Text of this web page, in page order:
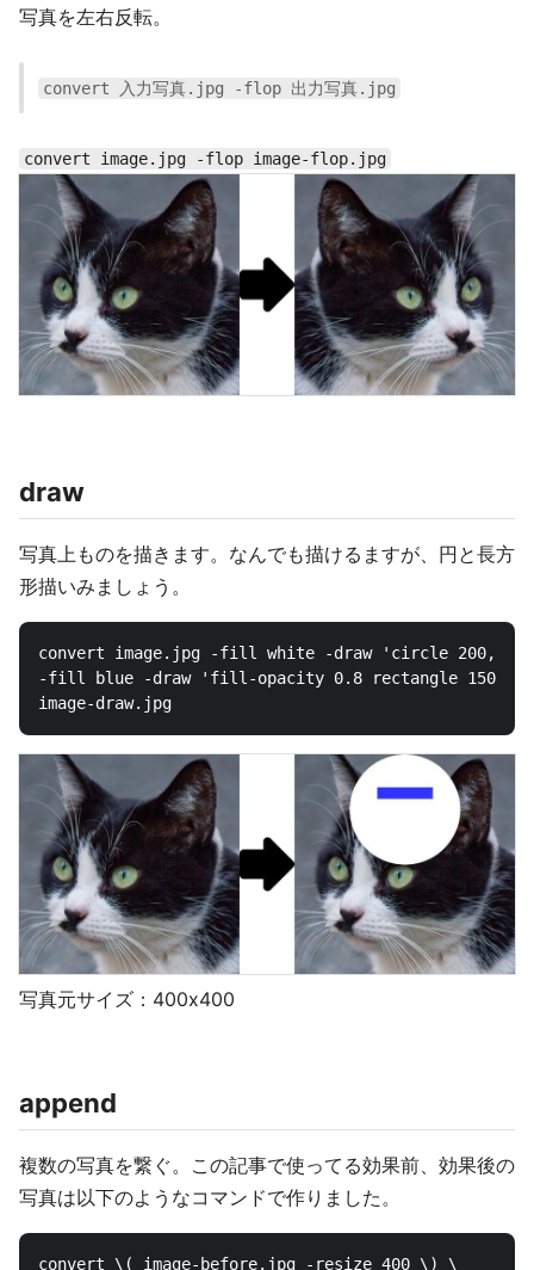
写真を左右反転。
convert 入力写真.jpg -flop 出力写真.jpg
convert image.jpg -flop image-flop.jpg
draw
写真上ものを描きます。なんでも描けるますが、円と長方
形描いみましょう。
convert image.jpg -fill white -draw 'circle 200,100
-fill blue -draw 'fill-opacity 0.8 rectangle 150,60
写真元サイズ：400x400
append
複数の写真を繋ぐ。この記事で使ってる効果前、効果後の
写真は以下のようなコマンドで作りました。
convert \( image-before.jpg -resize 400 \) \